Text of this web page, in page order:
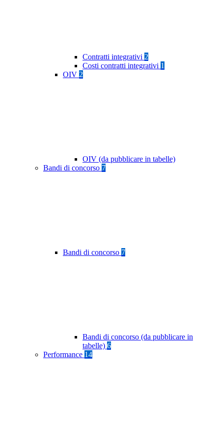
Contratti integrativi 2
Costi contratti integrativi 1
OIV 2
OIV (da pubblicare in tabelle)
Bandi di concorso 7
Bandi di concorso 7
Bandi di concorso (da pubblicare in
tabelle) 6
Performance 14